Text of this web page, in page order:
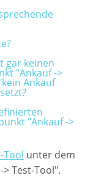
gar keinen
"Ankauf ->
Ankauf
"Ankauf ->
Tool unter dem
Test-Tool".